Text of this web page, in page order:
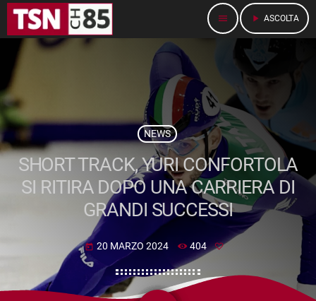
menu play_arrow ASCOLTA
NEWS
SHORT TRACK, YURI CONFORTOLA
SI RITIRA DOPO UNA CARRIERA DI
GRANDI SUCCESSI
today 20 MARZO 2024 404